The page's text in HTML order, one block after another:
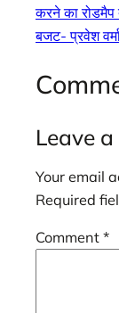
करने का रोडमैप
बजट- प्रवेश
Leave
Your email
Required
Comment *